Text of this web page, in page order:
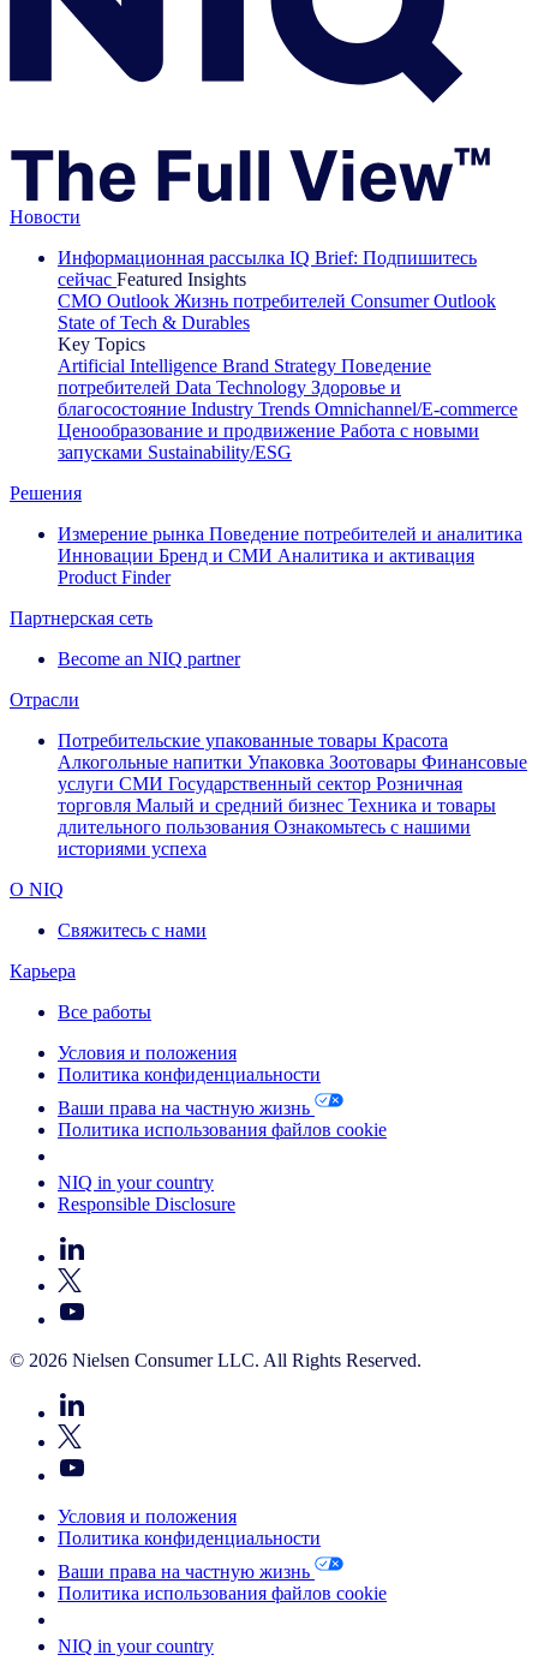
Новости
Информационная рассылка IQ Brief: Подпишитесь
сейчас Featured Insights
CMO Outlook Жизнь потребителей Consumer Outlook
State of Tech & Durables
Key Topics
Artificial Intelligence Brand Strategy Поведение
потребителей Data Technology Здоровье и
благосостояние Industry Trends Omnichannel/E-commerce
Ценообразование и продвижение Работа с новыми
запусками Sustainability/ESG
Решения
Измерение рынка Поведение потребителей и аналитика
Инновации Бренд и СМИ Аналитика и активация
Product Finder
Партнерская сеть
Become an NIQ partner
Отрасли
Потребительские упакованные товары Красота
Алкогольные напитки Упаковка Зоотовары Финансовые
услуги СМИ Государственный сектор Розничная
торговля Малый и средний бизнес Техника и товары
длительного пользования Ознакомьтесь с нашими
историями успеха
О NIQ
Свяжитесь с нами
Карьера
Все работы
Условия и положения
Политика конфиденциальности
Ваши права на частную жизнь
Политика использования файлов cookie
NIQ in your country
Responsible Disclosure
© 2026 Nielsen Consumer LLC. All Rights Reserved.
Условия и положения
Политика конфиденциальности
Ваши права на частную жизнь
Политика использования файлов cookie
NIQ in your country